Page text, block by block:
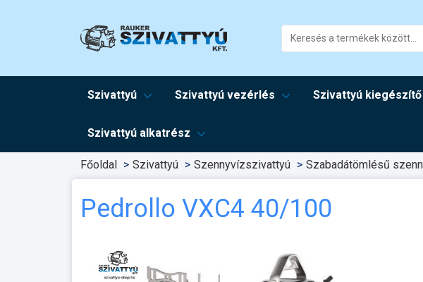
Szivattyú Szivattyú vezérlés Szivattyú kiegészítő
Szivattyú alkatrész
Főoldal Szivattyú Szennyvízszivattyú Szabadátömlésű
Pedrollo VXC4 40/100